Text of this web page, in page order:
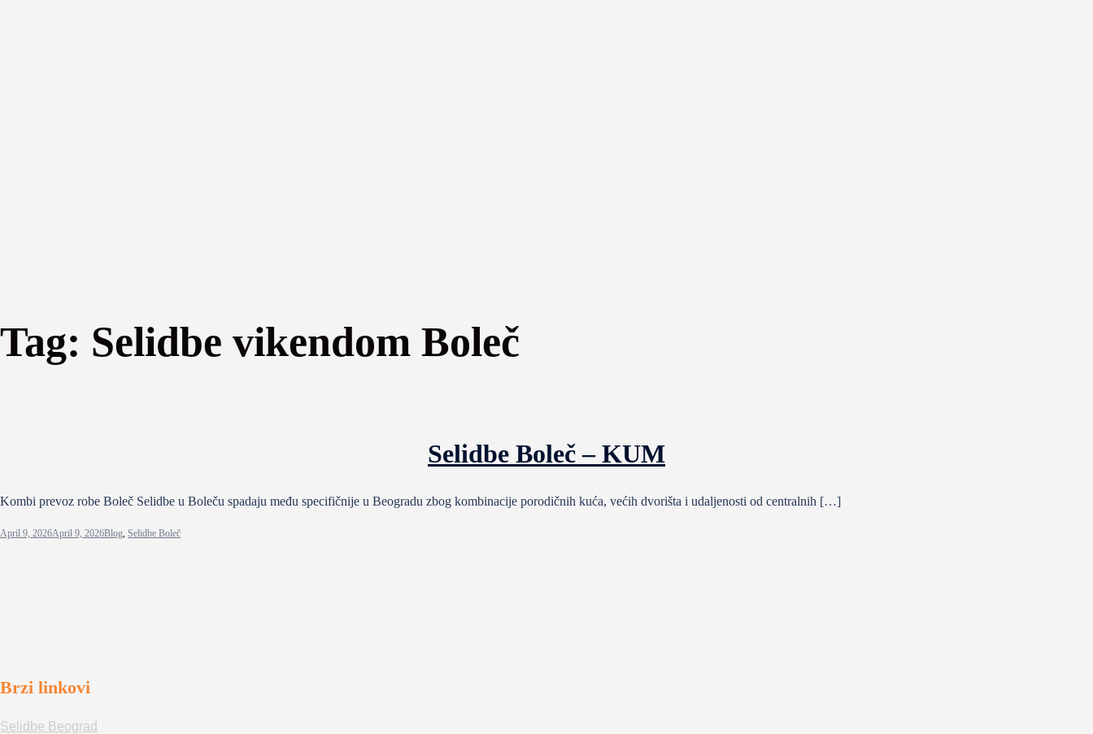
Tag: Selidbe vikendom Boleč
Selidbe Boleč – KUM
Kombi prevoz robe Boleč Selidbe u Boleču spadaju među specifičnije u Beogradu zbog kombinacije porodičnih kuća, većih dvorišta i udaljenosti od centralnih […]
April 9, 2026April 9, 2026Blog Selidbe Boleč
Brzi linkovi
Selidbe Beograd